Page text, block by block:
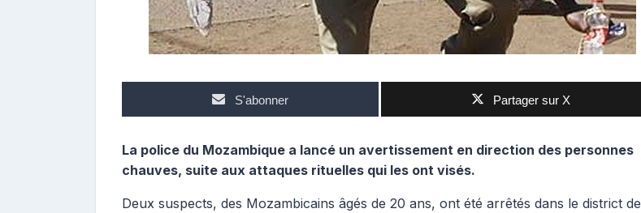
S'abonner Partager sur X
La police du Mozambique a lancé un avertissement en direction des personnes
chauves, suite aux attaques rituelles qui les ont visés.
Deux suspects, des Mozambicains âgés de 20 ans, ont été arrêtés dans le district de